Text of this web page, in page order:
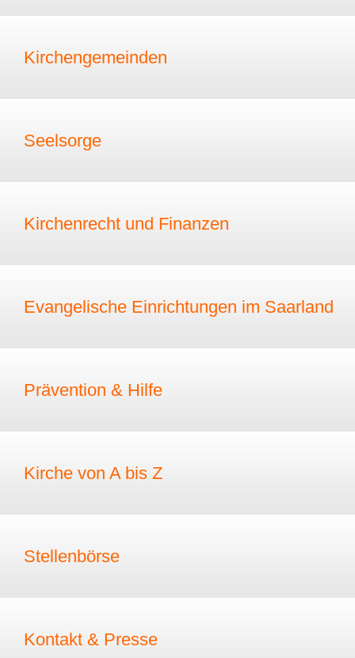
Kirchengemeinden
Seelsorge
Kirchenrecht und Finanzen
Evangelische Einrichtungen im Saarland
Prävention & Hilfe
Kirche von A bis Z
Stellenbörse
Kontakt & Presse